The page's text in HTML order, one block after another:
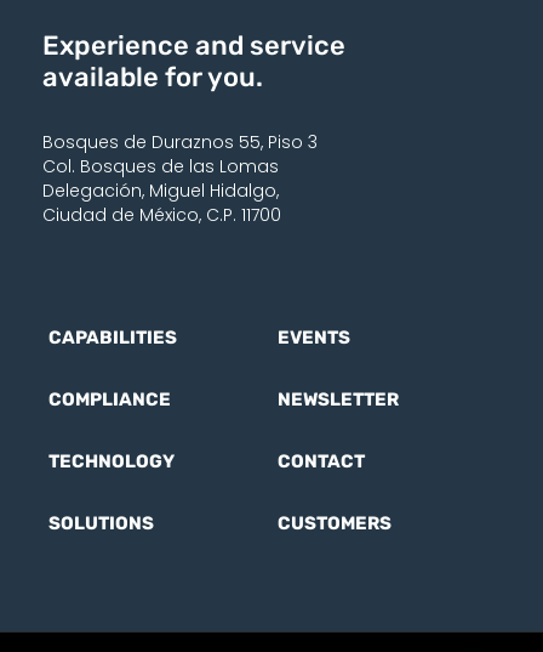
Experience and service
available for you.
Bosques de Duraznos 55, Piso 3
Col. Bosques de las Lomas
Delegación, Miguel Hidalgo,
Ciudad de México, C.P. 11700
CAPABILITIES
COMPLIANCE
TECHNOLOGY
SOLUTIONS
EVENTS
NEWSLETTER
CONTACT
CUSTOMERS